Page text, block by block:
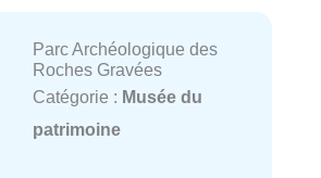
Parc Archéologique des
Roches Gravées
Catégorie : Musée du
patrimoine